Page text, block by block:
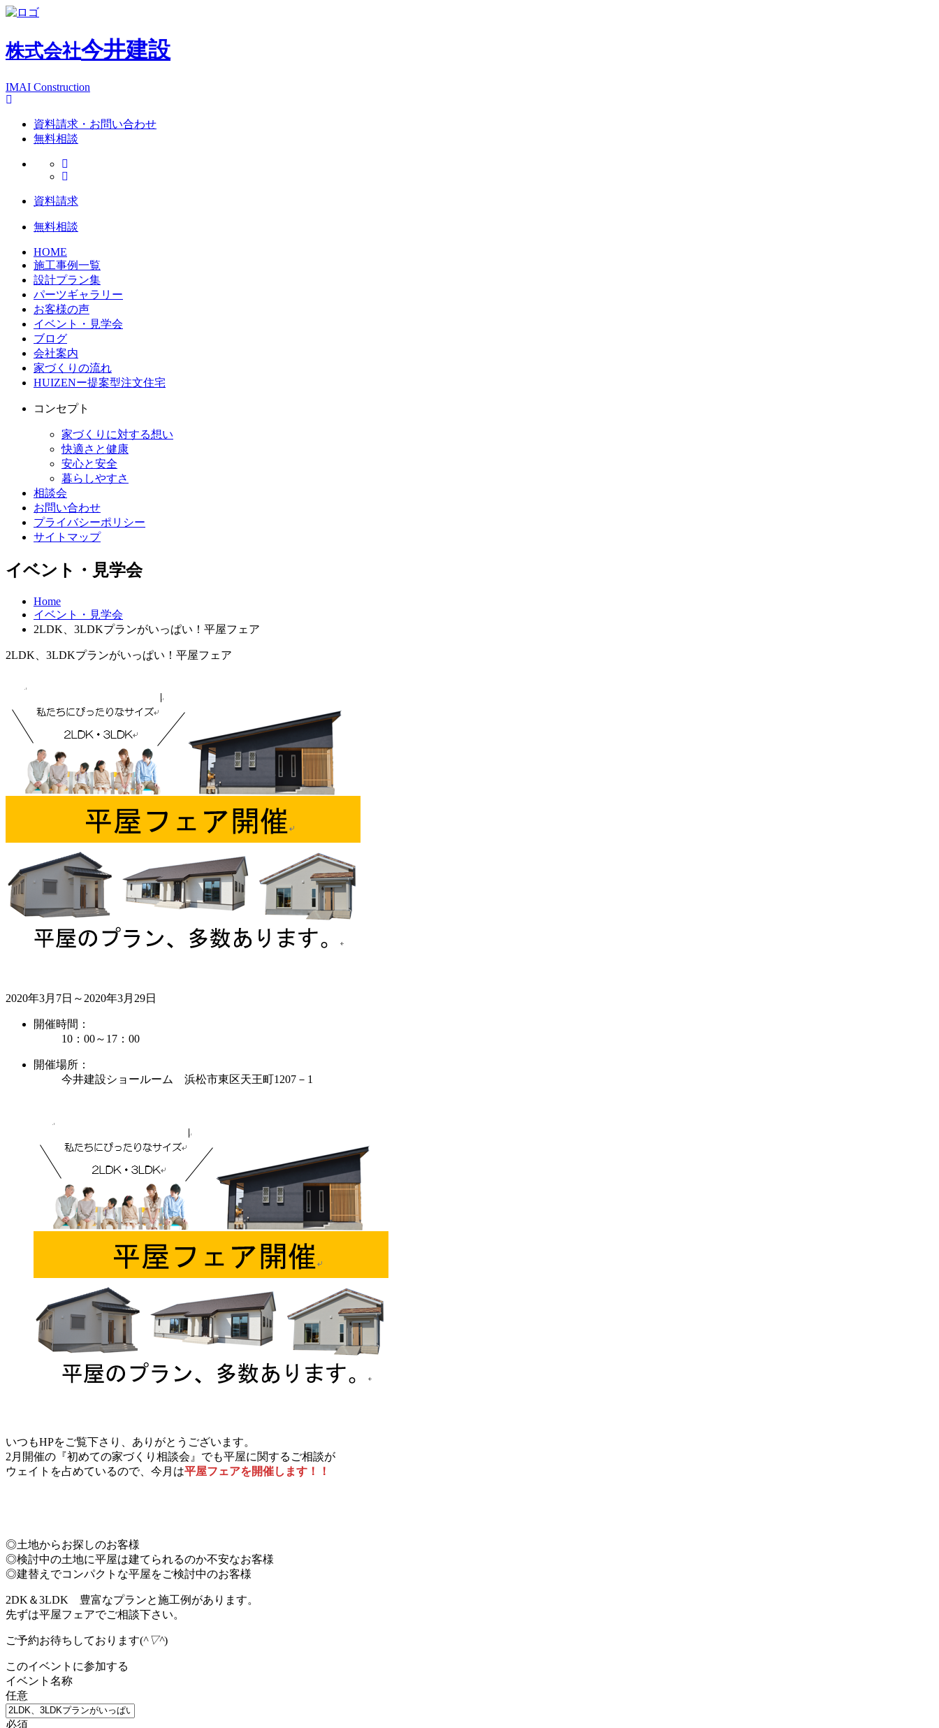
株式会社今井建設
IMAI Construction
資料請求・お問い合わせ
無料相談
資料請求
無料相談
HOME
施工事例一覧
設計プラン集
パーツギャラリー
お客様の声
イベント・見学会
ブログ
会社案内
家づくりの流れ
HUIZENー提案型注文住宅
コンセプト
家づくりに対する想い
快適さと健康
安心と安全
暮らしやすさ
相談会
お問い合わせ
プライバシーポリシー
サイトマップ
イベント・見学会
Home
イベント・見学会
2LDK、3LDKプランがいっぱい！平屋フェア
2LDK、3LDKプランがいっぱい！平屋フェア
2020年3月7日～2020年3月29日
開催時間：
10：00～17：00
開催場所：
今井建設ショールーム 浜松市東区天王町1207－1
いつもHPをご覧下さり、ありがとうございます。
2月開催の『初めての家づくり相談会』でも平屋に関するご相談が
ウェイトを占めているので、今月は平屋フェアを開催します！！
◎土地からお探しのお客様
◎検討中の土地に平屋は建てられるのか不安なお客様
◎建替えでコンパクトな平屋をご検討中のお客様
2DK＆3LDK 豊富なプランと施工例があります。
先ずは平屋フェアでご相談下さい。
ご予約お待ちしております(^▽^)
このイベントに参加する
イベント名称
任意
必須